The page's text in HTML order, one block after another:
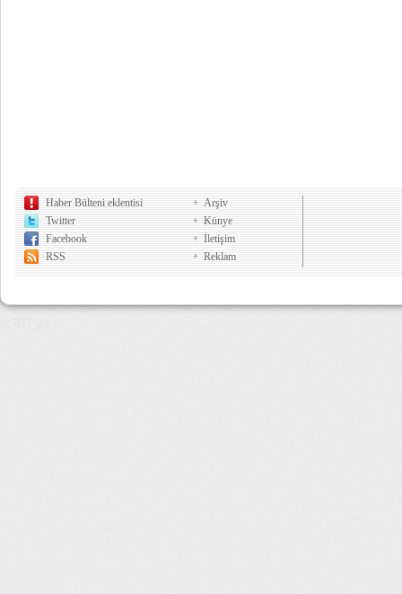
Haber Bülteni eklentisi
Twitter
Facebook
RSS
Arşiv
Künye
İletişim
Reklam